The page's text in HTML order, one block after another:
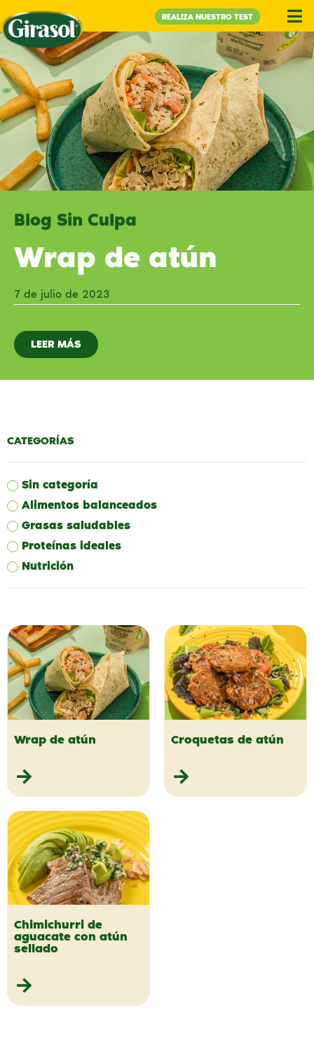
REALIZA NUESTRO TEST
Blog Sin Culpa
Wrap de atún
7 de julio de 2023
LEER MÁS
CATEGORÍAS
Sin categoría
Alimentos balanceados
Grasas saludables
Proteínas ideales
Nutrición
Wrap de atún Croquetas de atún
Chimichurri de
aguacate con atún
sellado